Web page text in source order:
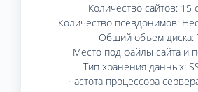
Количество сайтов: 15
Количество псевдонимов:
Общий объем диска:
Место под файлы сайта и
Тип хранения данных:
Частота процессора